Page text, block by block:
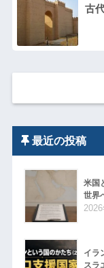
古
最近の投稿
米国
世界
イラ
スラ